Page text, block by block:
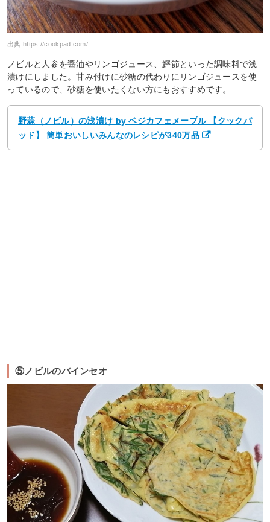
出典:https://cookpad.com/
ノビルと人参を醤油やリンゴジュース、鰹節といった調味料で浅
漬けにしました。甘み付けに砂糖の代わりにリンゴジュースを使
っているので、砂糖を使いたくない方にもおすすめです。
野蒜（ノビル）の浅漬け by ベジカフェメープル 【クックパ
ッド】 簡単おいしいみんなのレシピが340万品
⑤ノビルのバインセオ